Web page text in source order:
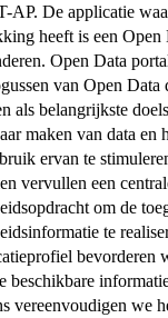
AP. De applicatie
heeft is een Open
Open Data
van Open Data
als belangrijkste
maken van data en
ervan te
vervullen een
om de
te
bevorderen
beschikbare
vereenvoudigen we